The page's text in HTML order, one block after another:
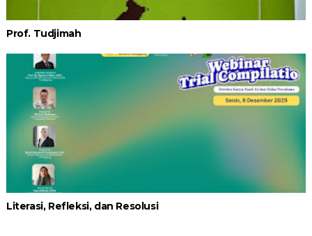
Prof. Tudjimah
Literasi, Refleksi, dan Resolusi